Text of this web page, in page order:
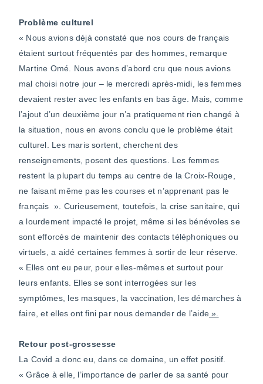
Problème culturel
« Nous avions déjà constaté que nos cours de français
étaient surtout fréquentés par des hommes, remarque
Martine Omé. Nous avons d’abord cru que nous avions
mal choisi notre jour – le mercredi après-midi, les femmes
devaient rester avec les enfants en bas âge. Mais, comme
l’ajout d’un deuxième jour n’a pratiquement rien changé à
la situation, nous en avons conclu que le problème était
culturel. Les maris sortent, cherchent des
renseignements, posent des questions. Les femmes
restent la plupart du temps au centre de la Croix-Rouge,
ne faisant même pas les courses et n’apprenant pas le
français ». Curieusement, toutefois, la crise sanitaire, qui
a lourdement impacté le projet, même si les bénévoles se
sont efforcés de maintenir des contacts téléphoniques ou
virtuels, a aidé certaines femmes à sortir de leur réserve.
« Elles ont eu peur, pour elles-mêmes et surtout pour
leurs enfants. Elles se sont interrogées sur les
symptômes, les masques, la vaccination, les démarches à
faire, et elles ont fini par nous demander de l’aide».
Retour post-grossesse
La Covid a donc eu, dans ce domaine, un effet positif.
« Grâce à elle, l’importance de parler de sa santé pour